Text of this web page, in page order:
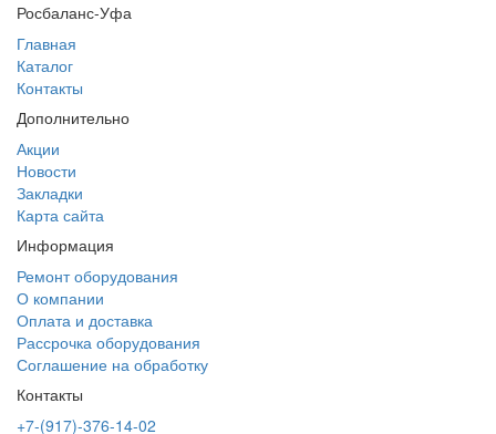
Росбаланс-Уфа
Главная
Каталог
Контакты
Дополнительно
Акции
Новости
Закладки
Карта сайта
Информация
Ремонт оборудования
О компании
Оплата и доставка
Рассрочка оборудования
Соглашение на обработку
Контакты
+7-(917)-376-14-02